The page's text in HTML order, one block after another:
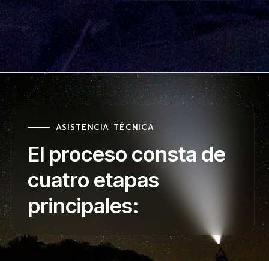
ASISTENCIA TÉCNICA
El proceso consta de
cuatro etapas
principales: